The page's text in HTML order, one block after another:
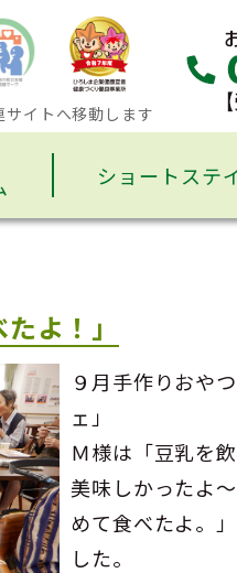
イトへ移動します
ショートステ
よ！」
９月手作りおや
ェ」
Ｍ様は「豆乳を
美味しかったよ
めて食べたよ。
した。